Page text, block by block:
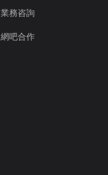
業務咨詢
網吧合作